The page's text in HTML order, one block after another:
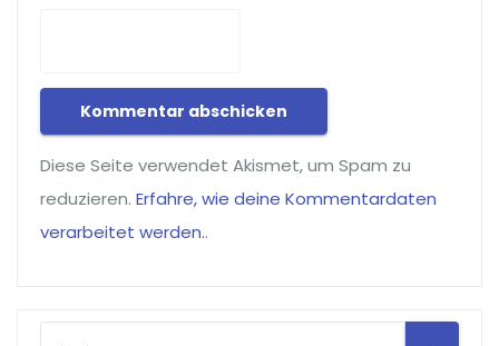
Diese Seite verwendet Akismet, um Spam zu
reduzieren. Erfahre, wie deine Kommentardaten
verarbeitet werden..